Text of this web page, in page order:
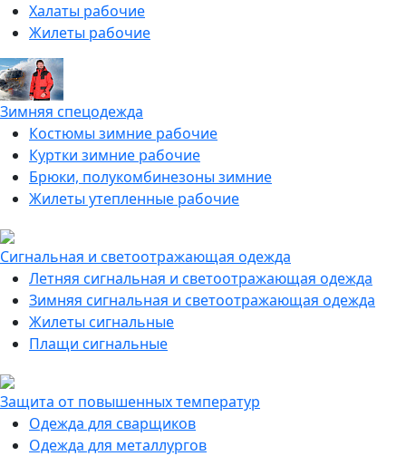
Халаты рабочие
Жилеты рабочие
Зимняя спецодежда
Костюмы зимние рабочие
Куртки зимние рабочие
Брюки, полукомбинезоны зимние
Жилеты утепленные рабочие
Сигнальная и светоотражающая одежда
Летняя сигнальная и светоотражающая одежда
Зимняя сигнальная и светоотражающая одежда
Жилеты сигнальные
Плащи сигнальные
Защита от повышенных температур
Одежда для сварщиков
Одежда для металлургов